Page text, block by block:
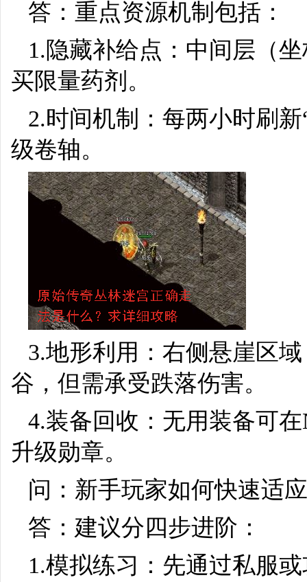
答：重点资源机制包括：
1.隐藏补给点：中间层（
买限量药剂。
2.时间机制：每两小时刷
级卷轴。
3.地形利用：右侧悬崖区
谷，但需承受跌落伤害。
4.装备回收：无用装备可
升级勋章。
问：新手玩家如何快速适
答：建议分四步进阶：
1.模拟练习：先通过私服